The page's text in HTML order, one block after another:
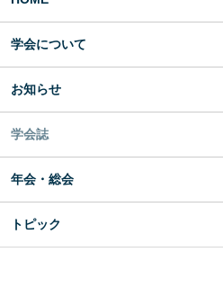
学会について
お知らせ
学会誌
年会・総会
トピック